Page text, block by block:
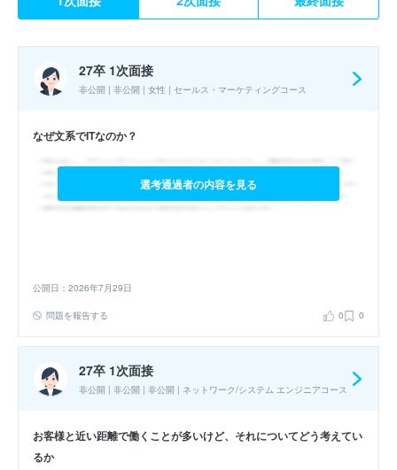
27卒 1次面接
非公開 | 非公開 | 女性 | セールス・マーケティングコース
なぜ文系でITなのか？
選考通過者の内容を見る
公開日：2026年7月29日
問題を報告する 0 0
27卒 1次面接
非公開 | 非公開 | 非公開 | ネットワーク/システム エンジニアコース
お客様と近い距離で働くことが多いけど、それについてどう考えてい
るか